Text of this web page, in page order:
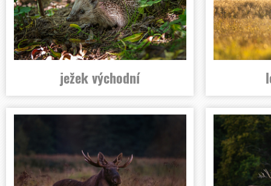
ježek východní